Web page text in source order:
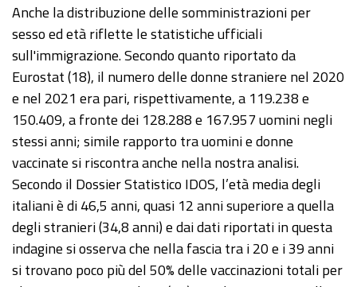
Anche la distribuzione delle somministrazioni per
sesso ed età riflette le statistiche ufficiali
sull'immigrazione. Secondo quanto riportato da
Eurostat (18), il numero delle donne straniere nel 2020
e nel 2021 era pari, rispettivamente, a 119.238 e
150.409, a fronte dei 128.288 e 167.957 uomini negli
stessi anni; simile rapporto tra uomini e donne
vaccinate si riscontra anche nella nostra analisi.
Secondo il Dossier Statistico IDOS, l’età media degli
italiani è di 46,5 anni, quasi 12 anni superiore a quella
degli stranieri (34,8 anni) e dai dati riportati in questa
indagine si osserva che nella fascia tra i 20 e i 39 anni
si trovano poco più del 50% delle vaccinazioni totali per